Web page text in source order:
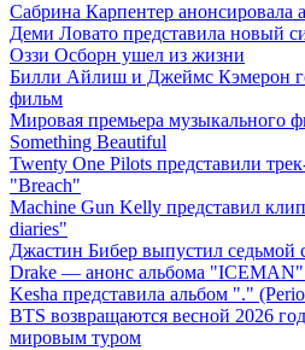
Сабрина Карпентер анонсировала
Деми Ловато представила новый
Оззи Осборн ушел из жизни
Билли Айлиш и Джеймс Кэмерон
фильм
Мировая премьера
Something Beautiful
Twenty One Pilots представили
"Breach"
Machine Gun Kelly представил
diaries"
Джастин Бибер выпустил седьмой
Drake — анонс альбома "ICEMAN"
Kesha представила альбом "."
BTS возвращаются весной 2026
мировым туром